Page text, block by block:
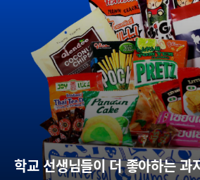
학교 선생님들이 더 좋아하는 과